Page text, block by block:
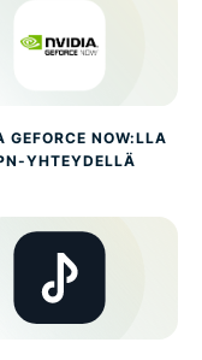
GEFORCE NOW:LLA
YHTEYDELLÄ